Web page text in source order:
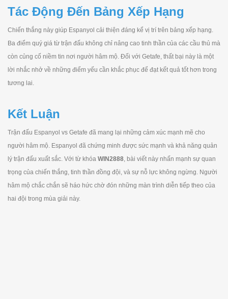
Tác Động Đến Bảng Xếp Hạng
Chiến thắng này giúp Espanyol cải thiện đáng kể vị trí trên bảng xếp hạng.
Ba điểm quý giá từ trận đấu không chỉ nâng cao tinh thần của các cầu thủ mà
còn củng cố niềm tin nơi người hâm mộ. Đối với Getafe, thất bại này là một
lời nhắc nhở về những điểm yếu cần khắc phục để đạt kết quả tốt hơn trong
tương lai.
Kết Luận
Trận đấu Espanyol vs Getafe đã mang lại những cảm xúc mạnh mẽ cho
người hâm mộ. Espanyol đã chứng minh được sức mạnh và khả năng quản
lý trận đấu xuất sắc. Với từ khóa WIN2888, bài viết này nhấn mạnh sự quan
trọng của chiến thắng, tinh thần đồng đội, và sự nỗ lực không ngừng. Người
hâm mộ chắc chắn sẽ háo hức chờ đón những màn trình diễn tiếp theo của
hai đội trong mùa giải này.